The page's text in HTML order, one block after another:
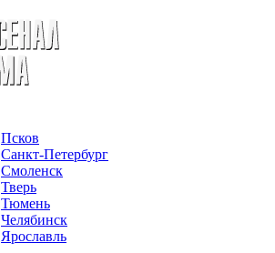
Псков
Санкт-Петербург
Смоленск
Тверь
Тюмень
Челябинск
Ярославль